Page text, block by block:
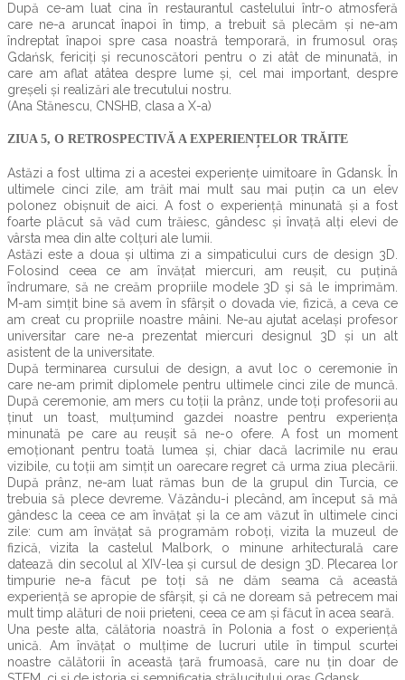
După ce-am luat cina în restaurantul castelului într-o atmosferă
care ne-a aruncat înapoi în timp, a trebuit să plecăm și ne-am
îndreptat înapoi spre casa noastră temporară, in frumosul oraș
Gdańsk, fericiți și recunoscători pentru o zi atât de minunată, in
care am aflat atâtea despre lume și, cel mai important, despre
greșeli și realizări ale trecutului nostru.
(Ana Stănescu, CNSHB, clasa a X-a)
ZIUA 5, O RETROSPECTIVĂ A EXPERIENȚELOR TRĂITE
Astăzi a fost ultima zi a acestei experiențe uimitoare în Gdansk. În
ultimele cinci zile, am trăit mai mult sau mai puțin ca un elev
polonez obișnuit de aici. A fost o experiență minunată și a fost
foarte plăcut să văd cum trăiesc, gândesc și învață alți elevi de
vârsta mea din alte colțuri ale lumii.
Astăzi este a doua și ultima zi a simpaticului curs de design 3D.
Folosind ceea ce am învățat miercuri, am reușit, cu puțină
îndrumare, să ne creăm propriile modele 3D și să le imprimăm.
M-am simțit bine să avem în sfârșit o dovada vie, fizică, a ceva ce
am creat cu propriile noastre mâini. Ne-au ajutat același profesor
universitar care ne-a prezentat miercuri designul 3D și un alt
asistent de la universitate.
După terminarea cursului de design, a avut loc o ceremonie în
care ne-am primit diplomele pentru ultimele cinci zile de muncă.
După ceremonie, am mers cu toții la prânz, unde toți profesorii au
ținut un toast, mulțumind gazdei noastre pentru experiența
minunată pe care au reușit să ne-o ofere. A fost un moment
emoționant pentru toată lumea și, chiar dacă lacrimile nu erau
vizibile, cu toții am simțit un oarecare regret că urma ziua plecării.
După prânz, ne-am luat rămas bun de la grupul din Turcia, ce
trebuia să plece devreme. Văzându-i plecând, am început să mă
gândesc la ceea ce am învățat și la ce am văzut în ultimele cinci
zile: cum am învățat să programăm roboți, vizita la muzeul de
fizică, vizita la castelul Malbork, o minune arhitecturală care
datează din secolul al XIV-lea și cursul de design 3D. Plecarea lor
timpurie ne-a făcut pe toți să ne dăm seama că această
experiență se apropie de sfârșit, și că ne doream să petrecem mai
mult timp alături de noii prieteni, ceea ce am și făcut în acea seară.
Una peste alta, călătoria noastră în Polonia a fost o experiență
unică. Am învățat o mulțime de lucruri utile în timpul scurtei
noastre călătorii în această țară frumoasă, care nu țin doar de